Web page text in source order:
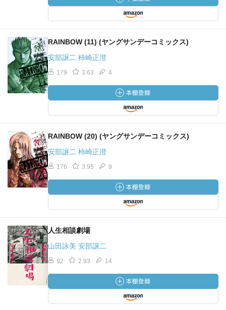
RAINBOW (11) (ヤングサンデーコミックス)
安部譲二 柿崎正澄
179 3.63 4
RAINBOW (20) (ヤングサンデーコミックス)
安部譲二 柿崎正澄
176 3.95 9
人生相談劇場
山田詠美 安部譲二
92 2.93 14